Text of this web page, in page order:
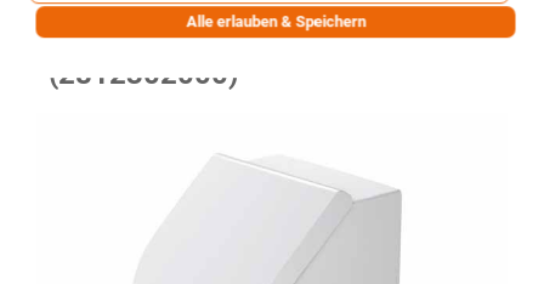
Starck mit HygieneGlaze
(2812302000)
Alle erlauben & Speichern